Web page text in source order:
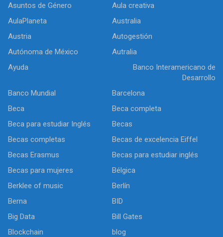
Asuntos de Género
Aula creativa
AulaPlaneta
Australia
Austria
Autogestión
Autónoma de México
Autralia
Ayuda
Banco Interamericano de
Desarrollo
Banco Mundial
Barcelona
Beca
Beca completa
Beca para estudiar Inglés
Becas
Becas completas
Becas de excelencia Eiffel
Becas Erasmus
Becas para estudiar inglés
Becas para mujeres
Bélgica
Berklee of music
Berlín
Berna
BID
Big Data
Bill Gates
Blockchain
blog